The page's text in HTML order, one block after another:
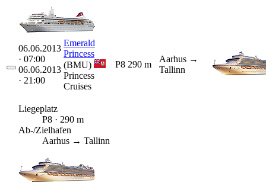
06.06.2013
· 07:00
06.06.2013
· 21:00
Emerald
Princess
(BMU)
Princess
Cruises
P8 290 m
Aarhus →
Tallinn
Liegeplatz
P8 · 290 m
Ab-/Zielhafen
Aarhus → Tallinn